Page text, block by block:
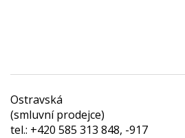
Ostravská
(smluvní prodejce)
tel.: +420 585 313 848, -917